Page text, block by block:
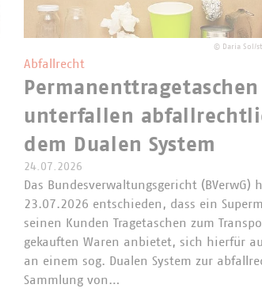
© Daria Sol/
Abfallrecht
Permanenttragetaschen
unterfallen
dem Dualen System
24.07.2026
Das Bundesverwaltungsgericht (BVerwG)
23.07.2026 entschieden, dass ein
seinen Kunden Tragetaschen zum
gekauften Waren anbietet, sich hierfür
an einem sog. Dualen System zur
Sammlung von…